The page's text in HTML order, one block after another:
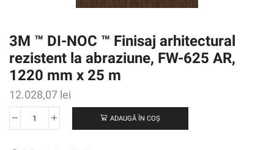
3M ™ DI-NOC ™ Finisaj arhitectural
rezistent la abraziune, FW-625 AR,
1220 mm x 25 m
12.028,07 lei
Cantitate
ADAUGĂ ÎN COȘ